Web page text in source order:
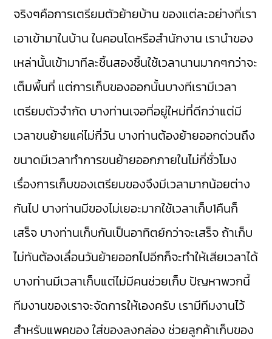
จริงๆคือการเตรียมตัวย้ายบ้าน ของแต่ละอย่างที่เรา
เอาเข้ามาในบ้าน ในคอนโดหรือสำนักงาน เรานำของ
เหล่านั้นเข้ามาทีละชิ้นสองชิ้นใช้เวลานานมากๆกว่าจะ
เต็มพื้นที่ แต่การเก็บของออกนั้นบางทีเรามีเวลา
เตรียมตัวจำกัด บางท่านเจอที่อยู่ใหม่ที่ดีกว่าแต่มี
เวลาขนย้ายแค่ไม่กี่วัน บางท่านต้องย้ายออกด่วนถึง
ขนาดมีเวลาทำการขนย้ายออกภายในไม่กี่ชั่วโมง
เรื่องการเก็บของเตรียมของจึงมีเวลามากน้อยต่าง
กันไป บางท่านมีของไม่เยอะมากใช้เวลาเก็บ1คืนก็
เสร็จ บางท่านเก็บกันเป็นอาทิตย์กว่าจะเสร็จ ถ้าเก็บ
ไม่ทันต้องเลื่อนวันย้ายออกไปอีกก็จะทำให้เสียเวลาได้
บางท่านมีเวลาเก็บแต่ไม่มีคนช่วยเก็บ ปัญหาพวกนี้
ทีมงานของเราจะจัดการให้เองครับ เรามีทีมงานไว้
สำหรับแพคของ ใส่ของลงกล่อง ช่วยลูกค้าเก็บของ